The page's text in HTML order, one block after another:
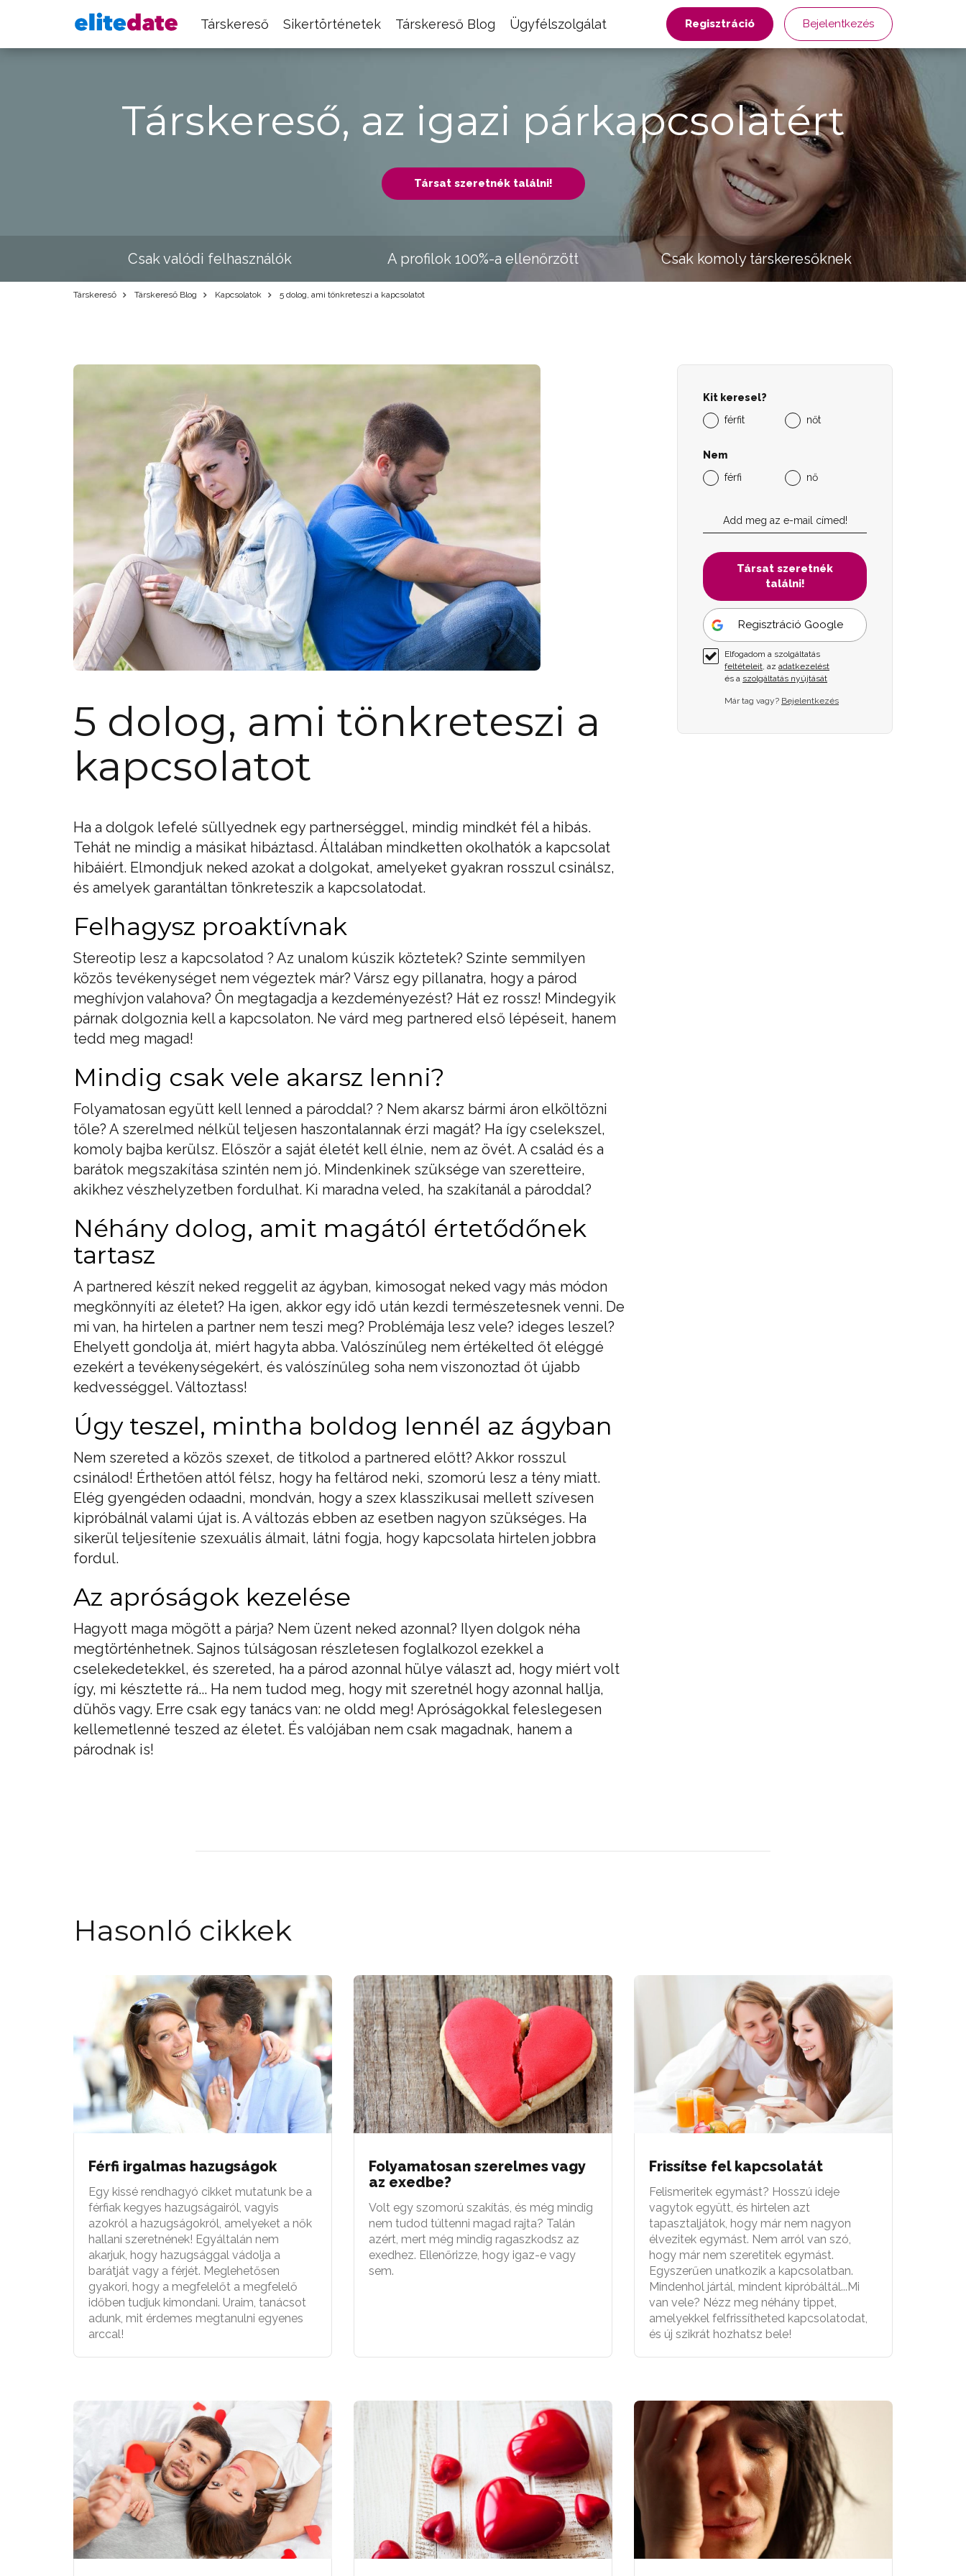
Társkereső Sikertörténetek Társkereső Blog Ügyfélszolgálat Regisztráció Bejelentkezés
Társkereső, az igazi párkapcsolatért
Társat szeretnék találni!
Csak valódi felhasználók A profilok 100%-a ellenőrzött Csak komoly társkeresőknek
Társkereső Társkereső Blog Kapcsolatok 5 dolog, ami tönkreteszi a kapcsolatot
5 dolog, ami tönkreteszi a
kapcsolatot
Ha a dolgok lefelé süllyednek egy partnerséggel, mindig mindkét fél a hibás.
Tehát ne mindig a másikat hibáztasd. Általában mindketten okolhatók a kapcsolat
hibáiért. Elmondjuk neked azokat a dolgokat, amelyeket gyakran rosszul csinálsz,
és amelyek garantáltan tönkreteszik a kapcsolatodat.
Felhagysz proaktívnak
Stereotip lesz a kapcsolatod ? Az unalom kúszik köztetek? Szinte semmilyen
közös tevékenységet nem végeztek már? Vársz egy pillanatra, hogy a párod
meghívjon valahova? Ön megtagadja a kezdeményezést? Hát ez rossz! Mindegyik
párnak dolgoznia kell a kapcsolaton. Ne várd meg partnered első lépéseit, hanem
tedd meg magad!
Mindig csak vele akarsz lenni?
Folyamatosan együtt kell lenned a pároddal? ? Nem akarsz bármi áron elköltözni
tőle? A szerelmed nélkül teljesen haszontalannak érzi magát? Ha így cselekszel,
komoly bajba kerülsz. Először a saját életét kell élnie, nem az övét. A család és a
barátok megszakítása szintén nem jó. Mindenkinek szüksége van szeretteire,
akikhez vészhelyzetben fordulhat. Ki maradna veled, ha szakítanál a pároddal?
Néhány dolog, amit magától értetődőnek
tartasz
A partnered készít neked reggelit az ágyban, kimosogat neked vagy más módon
megkönnyíti az életet? Ha igen, akkor egy idő után kezdi természetesnek venni. De
mi van, ha hirtelen a partner nem teszi meg? Problémája lesz vele? ideges leszel?
Ehelyett gondolja át, miért hagyta abba. Valószínűleg nem értékelted őt eléggé
ezekért a tevékenységekért, és valószínűleg soha nem viszonoztad őt újabb
kedvességgel. Változtass!
Úgy teszel, mintha boldog lennél az ágyban
Nem szereted a közös szexet, de titkolod a partnered előtt? Akkor rosszul
csinálod! Érthetően attól félsz, hogy ha feltárod neki, szomorú lesz a tény miatt.
Elég gyengéden odaadni, mondván, hogy a szex klasszikusai mellett szívesen
kipróbálnál valami újat is. A változás ebben az esetben nagyon szükséges. Ha
sikerül teljesítenie szexuális álmait, látni fogja, hogy kapcsolata hirtelen jobbra
fordul.
Az apróságok kezelése
Hagyott maga mögött a párja? Nem üzent neked azonnal? Ilyen dolgok néha
megtörténhetnek. Sajnos túlságosan részletesen foglalkozol ezekkel a
cselekedetekkel, és szereted, ha a párod azonnal hülye választ ad, hogy miért volt
így, mi késztette rá... Ha nem tudod meg, hogy mit szeretnél hogy azonnal hallja,
dühös vagy. Erre csak egy tanács van: ne oldd meg! Apróságokkal feleslegesen
kellemetlenné teszed az életet. És valójában nem csak magadnak, hanem a
párodnak is!
Kit keresel?
férfit
nőt
Nem
férfi
nő
Társat szeretnék
találni!
Regisztráció Google
Elfogadom a szolgáltatás
feltételeit, az adatkezelést
és a szolgáltatás nyújtását
Már tag vagy? Bejelentkezés
Hasonló cikkek
Férfi irgalmas hazugságok
Egy kissé rendhagyó cikket mutatunk be a
férfiak kegyes hazugságairól, vagyis
azokról a hazugságokról, amelyeket a nők
hallani szeretnének! Egyáltalán nem
akarjuk, hogy hazugsággal vádolja a
barátját vagy a férjét. Meglehetősen
gyakori, hogy a megfelelőt a megfelelő
időben tudjuk kimondani. Uraim, tanácsot
adunk, mit érdemes megtanulni egyenes
arccal!
Folyamatosan szerelmes vagy
az exedbe?
Volt egy szomorú szakítás, és még mindig
nem tudod túltenni magad rajta? Talán
azért, mert még mindig ragaszkodsz az
exedhez. Ellenőrizze, hogy igaz-e vagy
sem.
Frissítse fel kapcsolatát
Felismeritek egymást? Hosszú ideje
vagytok együtt, és hirtelen azt
tapasztaljátok, hogy már nem nagyon
élvezitek egymást. Nem arról van szó,
hogy már nem szeretitek egymást.
Egyszerűen unatkozik a kapcsolatban.
Mindenhol jártál, mindent kipróbáltál...Mi
van vele? Nézz meg néhány tippet,
amelyekkel felfrissítheted kapcsolatodat,
és új szikrát hozhatsz bele!